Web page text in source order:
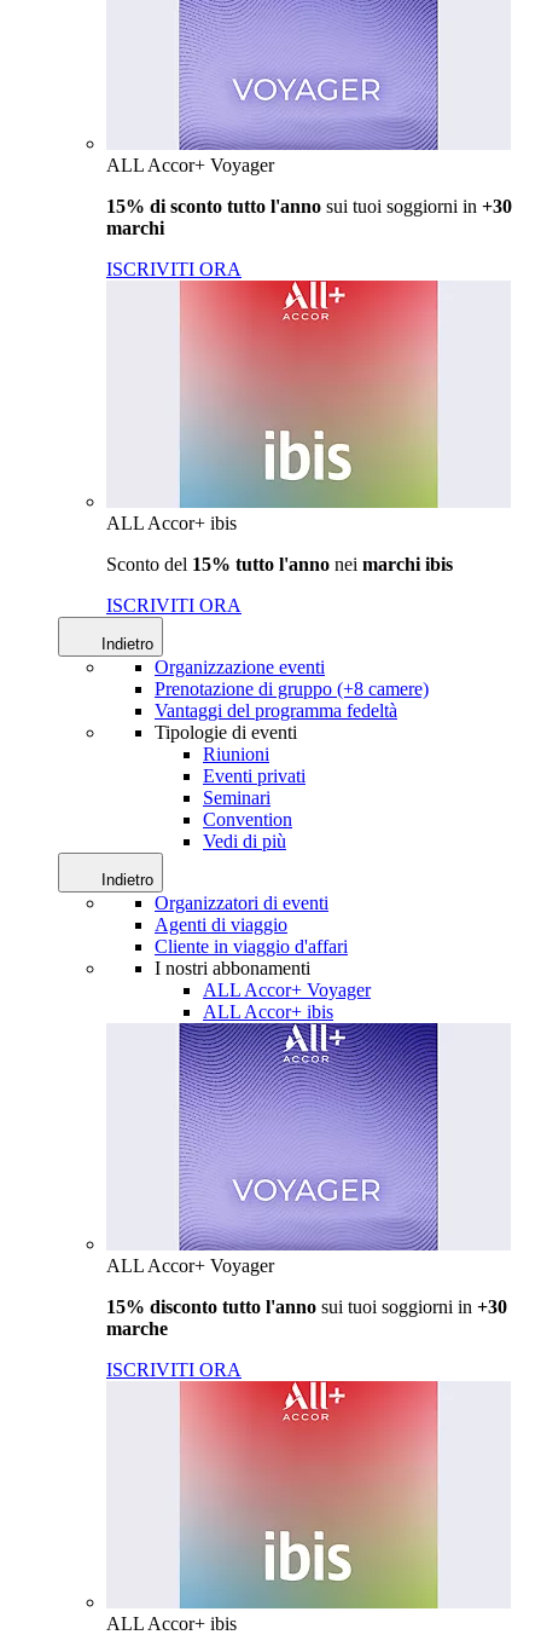
ALL Accor+ Voyager
15% di sconto tutto l'anno sui tuoi soggiorni in +30
marchi
ISCRIVITI ORA
ALL Accor+ ibis
Sconto del 15% tutto l'anno nei marchi ibis
ISCRIVITI ORA
Indietro
Organizzazione eventi
Prenotazione di gruppo (+8 camere)
Vantaggi del programma fedeltà
Tipologie di eventi
Riunioni
Eventi privati
Seminari
Convention
Vedi di più
Indietro
Organizzatori di eventi
Agenti di viaggio
Cliente in viaggio d'affari
I nostri abbonamenti
ALL Accor+ Voyager
ALL Accor+ ibis
ALL Accor+ Voyager
15% disconto tutto l'anno sui tuoi soggiorni in +30
marche
ISCRIVITI ORA
ALL Accor+ ibis